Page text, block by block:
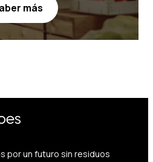
más
por un futuro sin residuos